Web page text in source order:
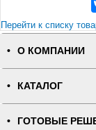
Перейти к списку
О КОМПАНИИ
КАТАЛОГ
ГОТОВЫЕ